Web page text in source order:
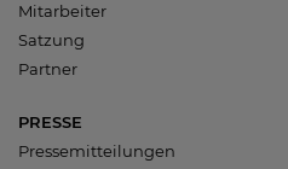
Mitarbeiter
Satzung
Partner
PRESSE
Pressemitteilungen